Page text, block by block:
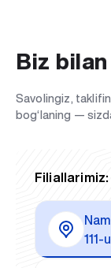
Biz bilan
Savolingiz,
bog‘laning —
Filiallarimiz:
111-